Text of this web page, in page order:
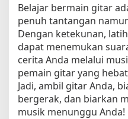
Belajar bermain gitar
penuh tantangan
Dengan ketekunan,
dapat menemukan
cerita Anda melalui
pemain gitar yang
Jadi, ambil gitar Anda,
bergerak, dan biarkan
musik menunggu Anda!